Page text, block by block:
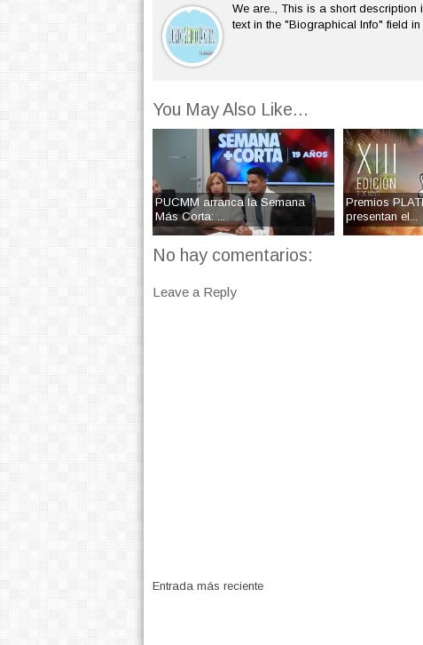
We are.., This is a short description
text in the "Biographical Info" field in
You May Also Like...
PUCMM arranca la Semana
Más Corta: ...
Premios
presentan el...
No hay comentarios:
Leave a Reply
Entrada más reciente